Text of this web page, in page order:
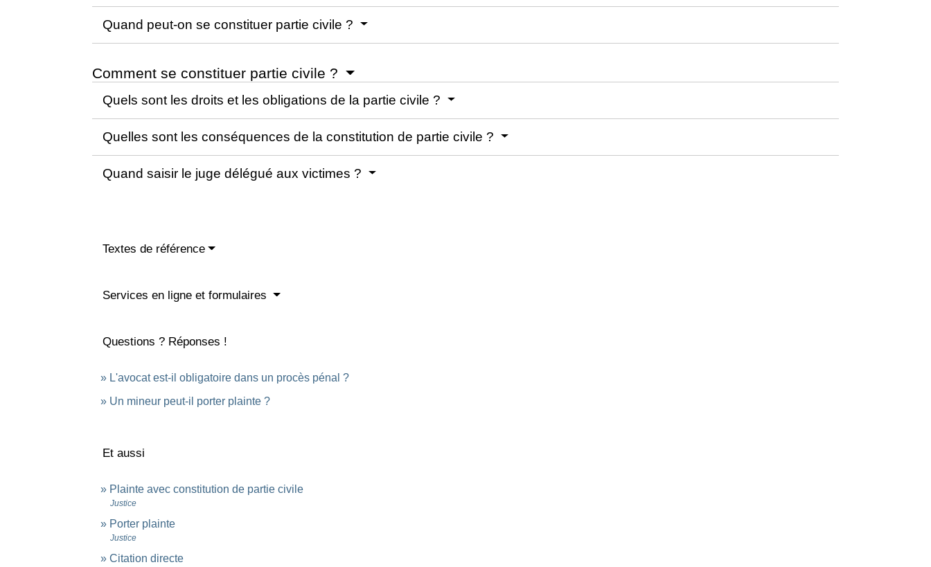
Quand peut-on se constituer partie civile ?
Comment se constituer partie civile ?
Quels sont les droits et les obligations de la partie civile ?
Quelles sont les conséquences de la constitution de partie civile ?
Quand saisir le juge délégué aux victimes ?
Textes de référence
Services en ligne et formulaires
Questions ? Réponses !
L'avocat est-il obligatoire dans un procès pénal ?
Un mineur peut-il porter plainte ?
Et aussi
Plainte avec constitution de partie civile
Justice
Porter plainte
Justice
Citation directe